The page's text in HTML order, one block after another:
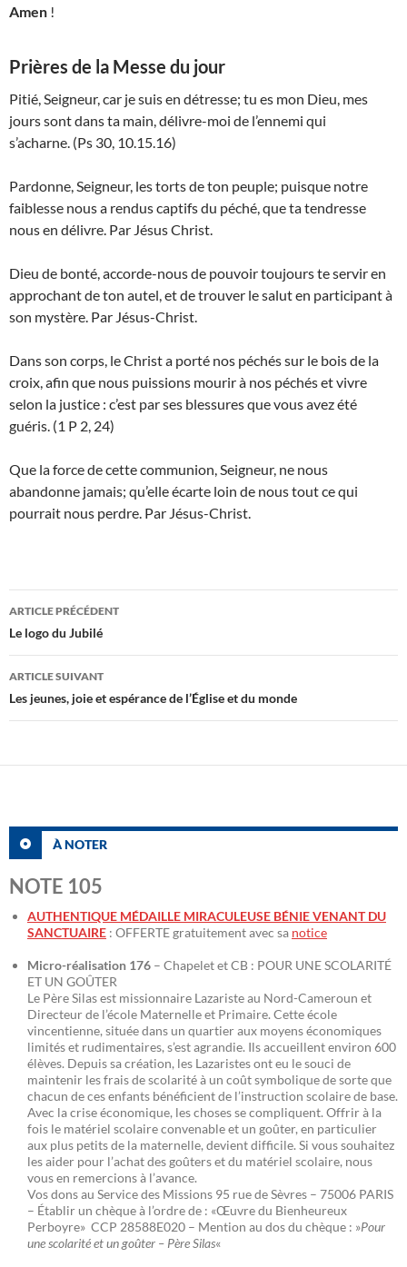
Amen !
Prières de la Messe du jour
Pitié, Seigneur, car je suis en détresse; tu es mon Dieu, mes
jours sont dans ta main, délivre-moi de l’ennemi qui
s’acharne. (Ps 30, 10.15.16)
Pardonne, Seigneur, les torts de ton peuple; puisque notre
faiblesse nous a rendus captifs du péché, que ta tendresse
nous en délivre. Par Jésus Christ.
Dieu de bonté, accorde-nous de pouvoir toujours te servir en
approchant de ton autel, et de trouver le salut en participant à
son mystère. Par Jésus-Christ.
Dans son corps, le Christ a porté nos péchés sur le bois de la
croix, afin que nous puissions mourir à nos péchés et vivre
selon la justice : c’est par ses blessures que vous avez été
guéris. (1 P 2, 24)
Que la force de cette communion, Seigneur, ne nous
abandonne jamais; qu’elle écarte loin de nous tout ce qui
pourrait nous perdre. Par Jésus-Christ.
Navigation
des
articles
ARTICLE PRÉCÉDENT
Le logo du Jubilé
ARTICLE SUIVANT
Les jeunes, joie et espérance de l’Église et du monde
À NOTER
NOTE 105
AUTHENTIQUE MÉDAILLE MIRACULEUSE BÉNIE VENANT DU
SANCTUAIRE : OFFERTE gratuitement avec sa notice
Micro-réalisation 176 – Chapelet et CB : POUR UNE SCOLARITÉ
ET UN GOÛTER
Le Père Silas est missionnaire Lazariste au Nord-Cameroun et
Directeur de l’école Maternelle et Primaire. Cette école
vincentienne, située dans un quartier aux moyens économiques
limités et rudimentaires, s’est agrandie. Ils accueillent environ 600
élèves. Depuis sa création, les Lazaristes ont eu le souci de
maintenir les frais de scolarité à un coût symbolique de sorte que
chacun de ces enfants bénéficient de l’instruction scolaire de base.
Avec la crise économique, les choses se compliquent. Offrir à la
fois le matériel scolaire convenable et un goûter, en particulier
aux plus petits de la maternelle, devient difficile. Si vous souhaitez
les aider pour l’achat des goûters et du matériel scolaire, nous
vous en remercions à l’avance.
Vos dons au Service des Missions 95 rue de Sèvres – 75006 PARIS
– Établir un chèque à l’ordre de : «Œuvre du Bienheureux
Perboyre» CCP 28588E020 – Mention au dos du chèque : »Pour
une scolarité et un goûter – Père Silas«